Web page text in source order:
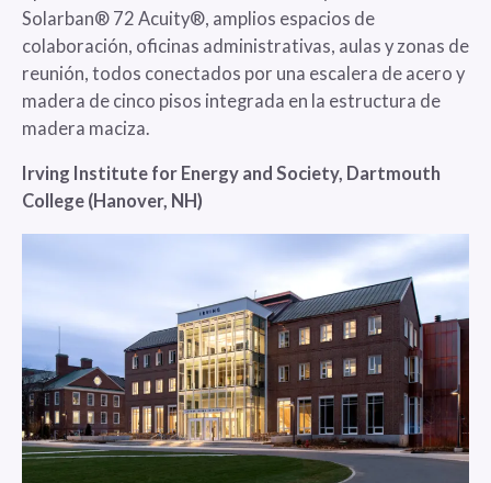
Solarban® 72 Acuity®, amplios espacios de
colaboración, oficinas administrativas, aulas y zonas de
reunión, todos conectados por una escalera de acero y
madera de cinco pisos integrada en la estructura de
madera maciza.
Irving Institute for Energy and Society, Dartmouth
College (Hanover, NH)